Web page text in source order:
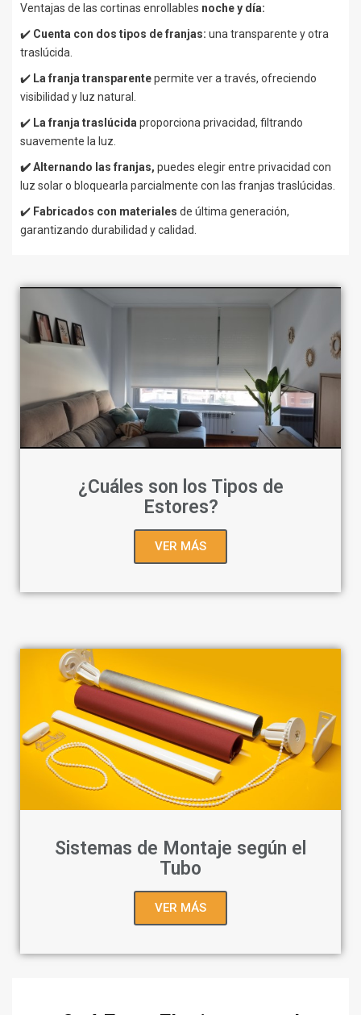
Ventajas de las cortinas enrollables noche y día:
✔️ Cuenta con dos tipos de franjas: una transparente y otra
traslúcida.
✔️ La franja transparentepermite ver a través, ofreciendo
visibilidad y luz natural.
✔️ La franja traslúcida proporciona privacidad, filtrando
suavemente la luz.
✔️ Alternando las franjas, puedes elegir entre privacidad con
luz solar o bloquearla parcialmente con las franjas traslúcidas.
✔️ Fabricados con materiales de última generación,
garantizando durabilidad y calidad.
¿Cuáles son los Tipos de
Estores?
VER MÁS
Sistemas de Montaje según el
Tubo
VER MÁS